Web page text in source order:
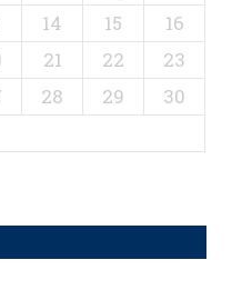
14 15
16
21 22
23
28 29
30